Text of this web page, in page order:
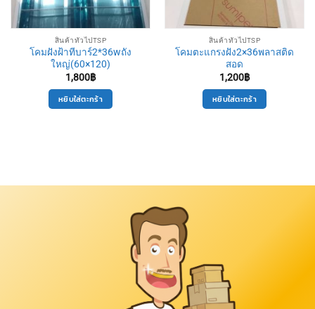
สินค้าทั่วไปTSP
โคมฝังฝ้าทีบาร์2*36wถัง
ใหญ่(60×120)
1,800฿
หยิบใส่ตะกร้า
สินค้าทั่วไปTSP
โคมตะแกรงฝัง2×36พลาสติด
สอด
1,200฿
หยิบใส่ตะกร้า